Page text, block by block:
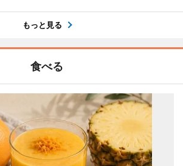
もっと見る
食べる